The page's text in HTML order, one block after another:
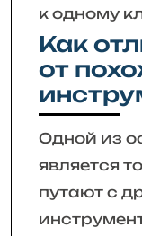
к одному
Как
от
Одной из
является
путают с